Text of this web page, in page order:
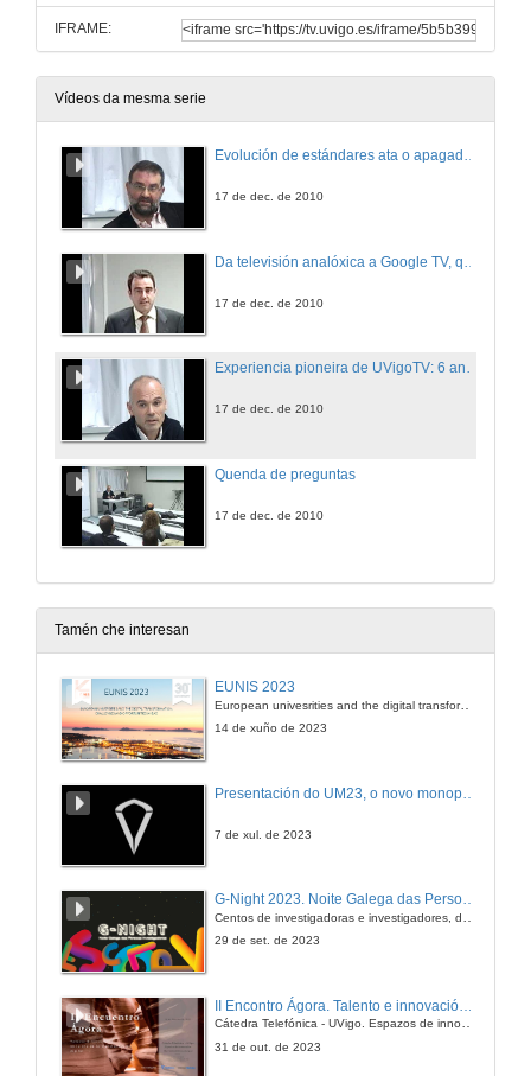
IFRAME:
Vídeos da mesma serie
Evolución de estándares ata o apagado analóxico
17 de dec. de 2010
17 de dec. de 2010
Experiencia pioneira de UVigoTV: 6 anos facendo televisión en Internet
17 de dec. de 2010
Quenda de preguntas
17 de dec. de 2010
Tamén che interesan
EUNIS 2023
European univesrities and the digital transformation: challenges and opportunities ahead
14 de xuño de 2023
7 de xul. de 2023
G-Night 2023. Noite Galega das Persoas Investigadoras. Conciencias creativas
29 de set. de 2023
Cátedra Telefónica - UVigo. Espazos de innovación
31 de out. de 2023